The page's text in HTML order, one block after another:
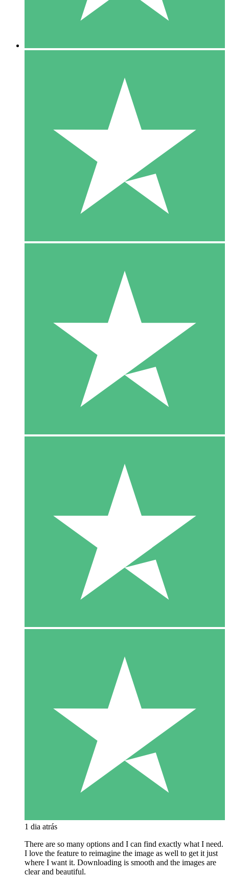
1 dia atrás
There are so many options and I can find exactly what I need.
I love the feature to reimagine the image as well to get it just
where I want it. Downloading is smooth and the images are
clear and beautiful.